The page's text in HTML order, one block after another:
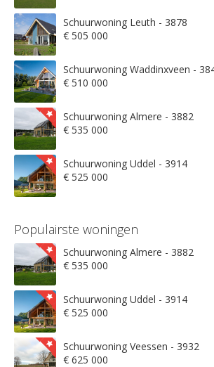
Schuurwoning Leuth - 3878
€ 505 000
Schuurwoning Waddinxveen -
€ 510 000
Schuurwoning Almere - 3882
€ 535 000
Schuurwoning Uddel - 3914
€ 525 000
Populairste woningen
Schuurwoning Almere - 3882
€ 535 000
Schuurwoning Uddel - 3914
€ 525 000
Schuurwoning Veessen - 3932
€ 625 000